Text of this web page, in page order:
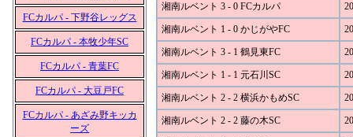
FCカルパ - 下野谷レッグス
FCカルパ - 本牧少年SC
FCカルパ - 青葉FC
FCカルパ - 大豆戸FC
FCカルパ - あざみ野キッカ
ーズ
湘南ルベント 3 - 0 FCカルパ
湘南ルベント 1 - 0 かじがやFC
湘南ルベント 3 - 1 鶴見東FC
湘南ルベント 1 - 1 元石川SC
湘南ルベント 2 - 2 横浜かもめSC
湘南ルベント 2 - 2 藤の木SC